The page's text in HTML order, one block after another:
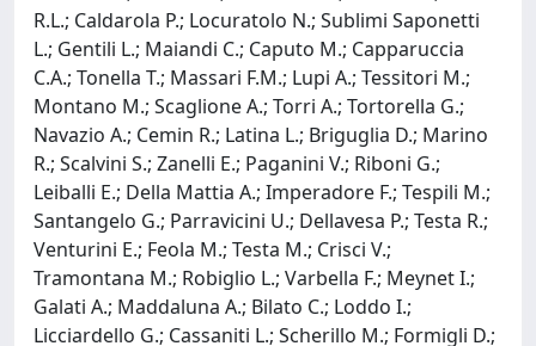
R.L.; Caldarola P.; Locuratolo N.; Sublimi Saponetti
L.; Gentili L.; Maiandi C.; Caputo M.; Capparuccia
C.A.; Tonella T.; Massari F.M.; Lupi A.; Tessitori M.;
Montano M.; Scaglione A.; Torri A.; Tortorella G.;
Navazio A.; Cemin R.; Latina L.; Briguglia D.; Marino
R.; Scalvini S.; Zanelli E.; Paganini V.; Riboni G.;
Leiballi E.; Della Mattia A.; Imperadore F.; Tespili M.;
Santangelo G.; Parravicini U.; Dellavesa P.; Testa R.;
Venturini E.; Feola M.; Testa M.; Crisci V.;
Tramontana M.; Robiglio L.; Varbella F.; Meynet I.;
Galati A.; Maddaluna A.; Bilato C.; Loddo I.;
Licciardello G.; Cassaniti L.; Scherillo M.; Formigli D.;